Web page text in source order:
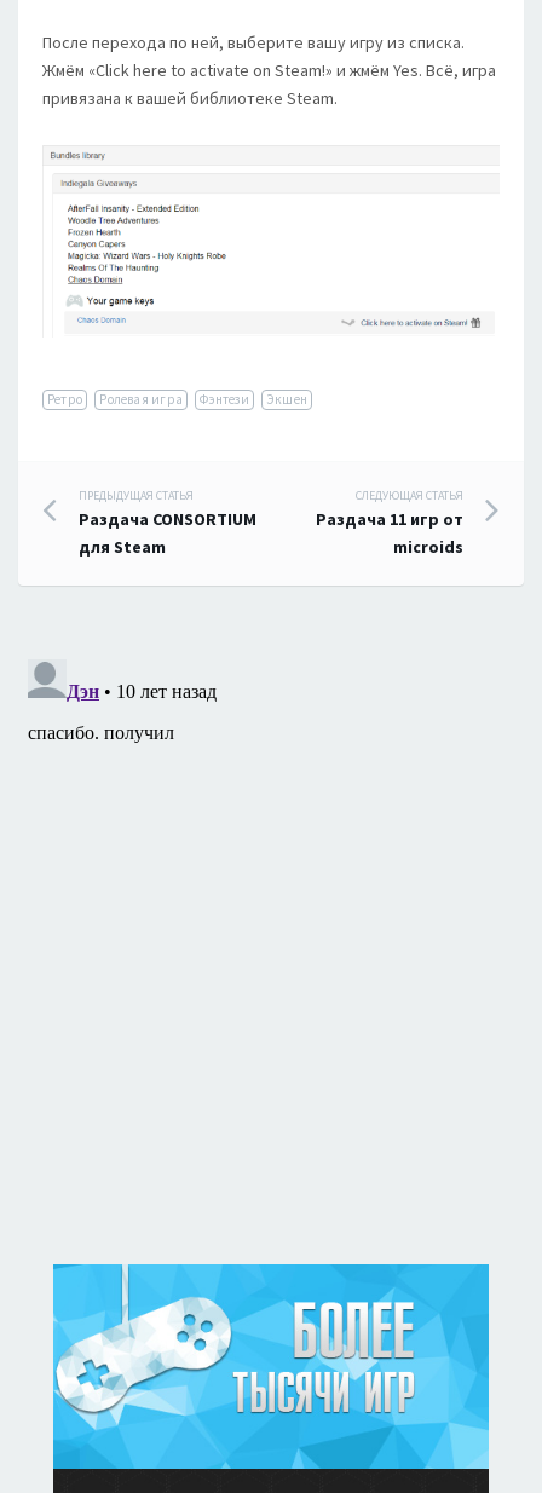
После перехода по ней, выберите вашу игру из списка.
Жмём «Click here to activate on Steam!» и жмём Yes. Всё, игра
привязана к вашей библиотеке Steam.
Ретро Ролевая игра Фэнтези Экшен
Навигация
по
записям
ПРЕДЫДУЩАЯ СТАТЬЯ
Раздача CONSORTIUM
для Steam
СЛЕДУЮЩАЯ СТАТЬЯ
Раздача 11 игр от
microids